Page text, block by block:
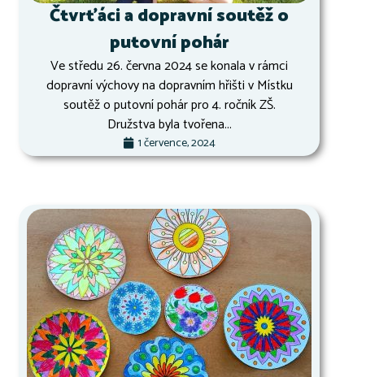
Čtvrťáci a dopravní soutěž o
putovní pohár
Ve středu 26. června 2024 se konala v rámci
dopravní výchovy na dopravním hřišti v Místku
soutěž o putovní pohár pro 4. ročník ZŠ.
Družstva byla tvořena...
1 července, 2024